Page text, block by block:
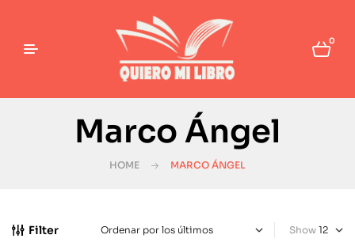
0
Marco Ángel
HOME MARCO ÁNGEL
Filter Show